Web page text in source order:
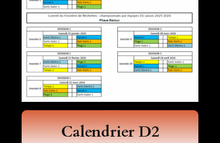
Calendrier D2